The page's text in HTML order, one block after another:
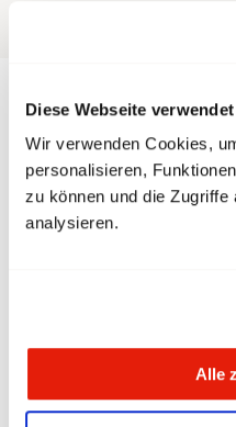
Diese Webseite
Wir verwenden Cookies,
personalisieren,
zu können und die
analysieren.
Alle
Conseils et